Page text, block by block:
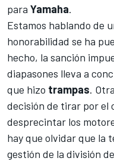
para Yamaha.
Estamos hablando de
honorabilidad se ha
hecho, la sanción
diapasones lleva a
que hizo trampas.
decisión de tirar por el
desprecintar los
hay que olvidar que la
gestión de la división de